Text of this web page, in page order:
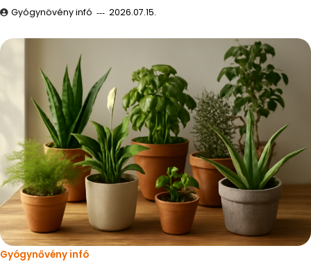
Gyógynövény infó 2026.07.15.
Gyógynővény infó